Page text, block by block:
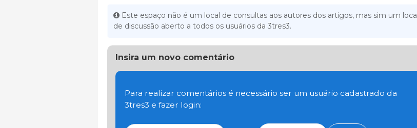
Este espaço não é um local de consultas aos autores dos artigos, mas sim um local
de discussão aberto a todos os usuários da 3tres3.
Insira um novo comentário
Para realizar comentários é necessário ser um usuário cadastrado da
3tres3 e fazer login: